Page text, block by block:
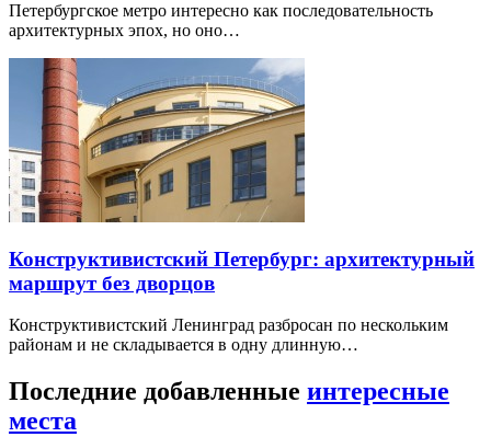
Петербургское метро интересно как последовательность
архитектурных эпох, но оно…
Конструктивистский Петербург: архитектурный
маршрут без дворцов
Конструктивистский Ленинград разбросан по нескольким
районам и не складывается в одну длинную…
Последние добавленные интересные
места